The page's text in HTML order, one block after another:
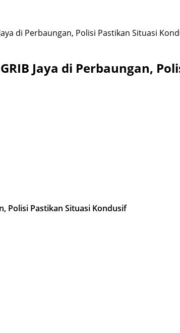
di Perbaungan, Polisi Pastikan Situasi
Jaya di Perbaungan,
Polisi Pastikan Situasi Kondusif